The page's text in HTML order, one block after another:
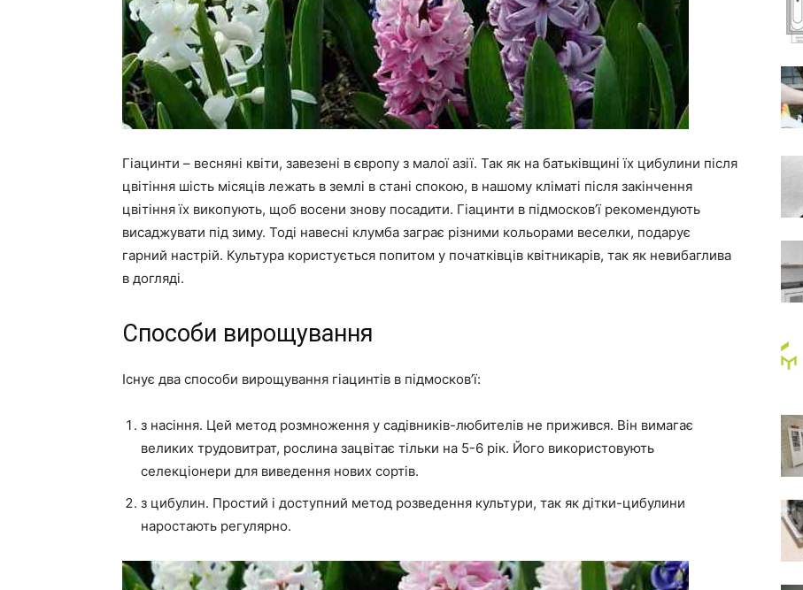
Гіацинти – весняні квіти, завезені в європу з малої азії. Так як на батьківщині їх цибулини після
цвітіння шість місяців лежать в землі в стані спокою, в нашому кліматі після закінчення
цвітіння їх викопують, щоб восени знову посадити. Гіацинти в підмосков’ї рекомендують
висаджувати під зиму. Тоді навесні клумба заграє різними кольорами веселки, подарує
гарний настрій. Культура користується попитом у початківців квітникарів, так як невибаглива
в догляді.
Способи вирощування
Існує два способи вирощування гіацинтів в підмосков’ї:
з насіння. Цей метод розмноження у садівників-любителів не прижився. Він вимагає
великих трудовитрат, рослина зацвітає тільки на 5-6 рік. Його використовують
селекціонери для виведення нових сортів.
з цибулин. Простий і доступний метод розведення культури, так як дітки-цибулини
наростають регулярно.